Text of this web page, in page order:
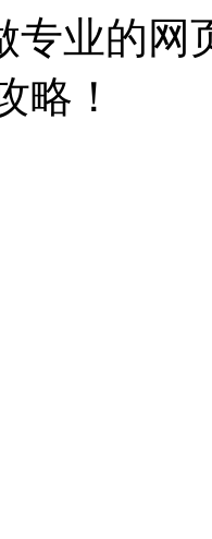
专业的网
略！